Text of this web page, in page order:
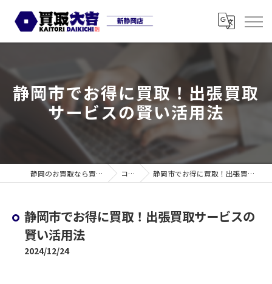
静岡市でお得に買取！出張買取
サービスの賢い活用法
静岡のお買取なら買取大吉 新静岡店 コラム 静岡市でお得に買取！出張買取サービスの賢い活用法
静岡市でお得に買取！出張買取サービスの
賢い活用法
2024/12/24